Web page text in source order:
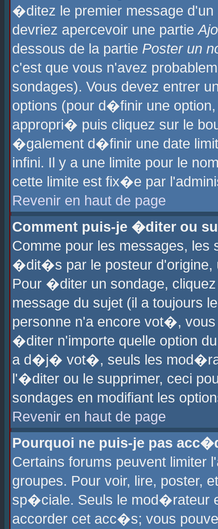
�ditez le premier message
devriez apercevoir une partie
dessous de la partie Poster un
c'est que vous n'avez
sondages). Vous devez entrer
options (pour d�finir une
appropri� puis cliquez sur le
�galement d�finir une date
infini. Il y a une limite pour le
cette limite est fix�e par
Revenir en haut de page
Comment puis-je �diter ou
Comme pour les messages,
�dit�s par le posteur d'origine,
Pour �diter un sondage,
message du sujet (il a toujours
personne n'a encore vot�,
�diter n'importe quelle option
a d�j� vot�, seuls les
l'�diter ou le supprimer, ceci
sondages en modifiant les
Revenir en haut de page
Pourquoi ne puis-je pas
Certains forums peuvent
groupes. Pour voir, lire, poster,
sp�ciale. Seuls le mod�rateur
accorder cet acc�s; vous